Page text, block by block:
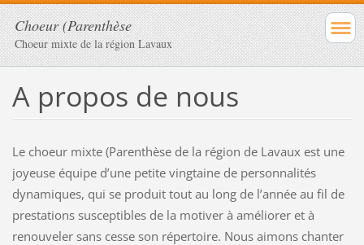
Choeur (Parenthèse
Choeur mixte de la région Lavaux
A propos de nous
Le choeur mixte (Parenthèse de la région de Lavaux est une
joyeuse équipe d’une petite vingtainede personnalités
dynamiques, qui se produit tout au long de l’année au fil de
prestations susceptibles de la motiver à améliorer et à
renouveler sans cesse son répertoire. Nous aimons chanter